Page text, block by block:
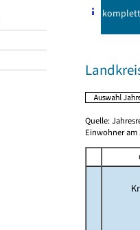
komplett
Quelle:
Einwohner am